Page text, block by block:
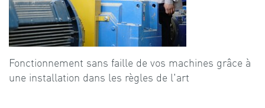
Fonctionnement sans faille de vos machines grâce à
une installation dans les règles de l'art